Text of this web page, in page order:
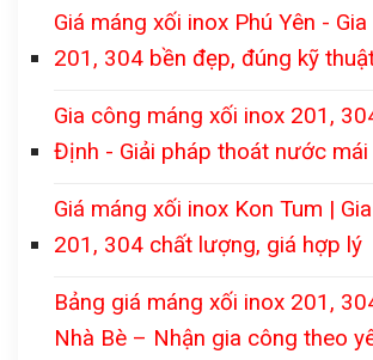
Giá máng xối inox Phú Yên -
201, 304 bền đẹp, đúng kỹ
Gia công máng xối inox 201,
Định - Giải pháp thoát nước
Giá máng xối inox Kon Tum |
201, 304 chất lượng, giá hợp lý
Bảng giá máng xối inox 201,
Nhà Bè – Nhận gia công theo